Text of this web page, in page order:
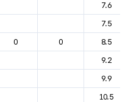
7.6
7.5
0 0
8.5
9.2
9.9
10.5